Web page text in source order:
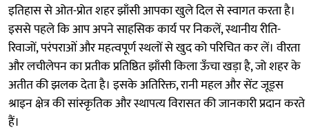
इतिहास से ओत-प्रोत शहर झाँसी आपका खुले दिल से स्वागत करता है।
इससे पहले कि आप अपने साहसिक कार्य पर निकलें, स्थानीय रीति-
रिवाजों, परंपराओं और महत्वपूर्ण स्थलों से खुद को परिचित कर लें। वीरता
और लचीलेपन का प्रतीक प्रतिष्ठित झाँसी किला ऊँचा खड़ा है, जो शहर के
अतीत की झलक देता है। इसके अतिरिक्त, रानी महल और सेंट जूड्स
श्राइन क्षेत्र की सांस्कृतिक और स्थापत्य विरासत की जानकारी प्रदान करते
हैं।